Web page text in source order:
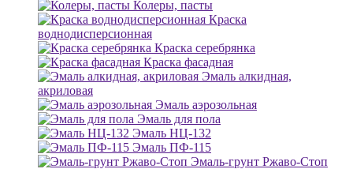
Колеры, пасты
Краска
воднодисперсионная
Краска серебрянка
Краска фасадная
Эмаль алкидная,
акриловая
Эмаль аэрозольная
Эмаль для пола
Эмаль НЦ-132
Эмаль ПФ-115
Эмаль-грунт Ржаво-Стоп